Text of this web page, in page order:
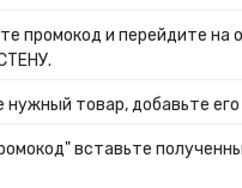
Алкогольные
Часы и
промокод и перейдите на
нужный товар, добавьте его
вставьте